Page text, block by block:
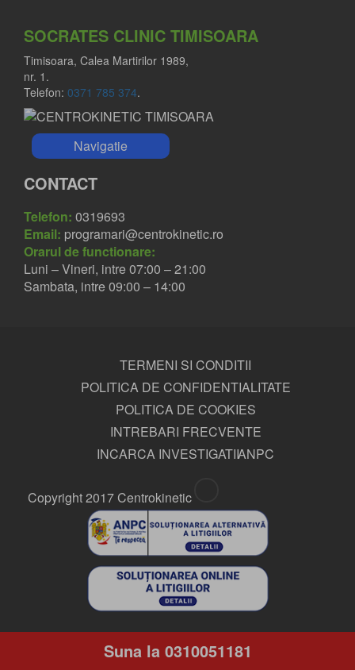
SOCRATES CLINIC TIMISOARA
Timisoara, Calea Martirilor 1989,
nr. 1.
Telefon: 0371 785 374.
Navigatie
CONTACT
Telefon: 0319693
Email: programari@centrokinetic.ro
Orarul de functionare:
Luni – Vineri, intre 07:00 – 21:00
Sambata, intre 09:00 – 14:00
TERMENI SI CONDITII
POLITICA DE CONFIDENTIALITATE
POLITICA DE COOKIES
INTREBARI FRECVENTE
INCARCA INVESTIGATIIANPC
Copyright 2017 Centrokinetic
Suna la 0310051181